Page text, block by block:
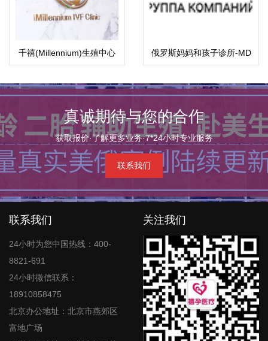
千禧(Millennium)生殖中心
俄罗斯妈妈和孩子诊所-MD
集团
真诚期待与您的合作
获取报价·了解更多业务·7*24小时专业服务
联系我们
联系我们
24小时为您中国热线：400-
8821-691
24小时微信联系：
18910858475
北京办公地址：北京市燕郊区
富地广场
关注我们